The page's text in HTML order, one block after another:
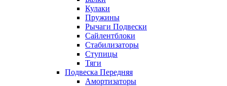
Кулаки
Пружины
Рычаги Подвески
Сайлентблоки
Стабилизаторы
Ступицы
Тяги
Подвеска Передняя
Амортизаторы